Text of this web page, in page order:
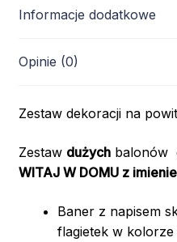
Informacje dodatkowe
Opinie (0)
Zestaw dekoracji na
Zestaw dużychbalonów
WITAJ W DOMUz
Baner z napisem
flagietek w